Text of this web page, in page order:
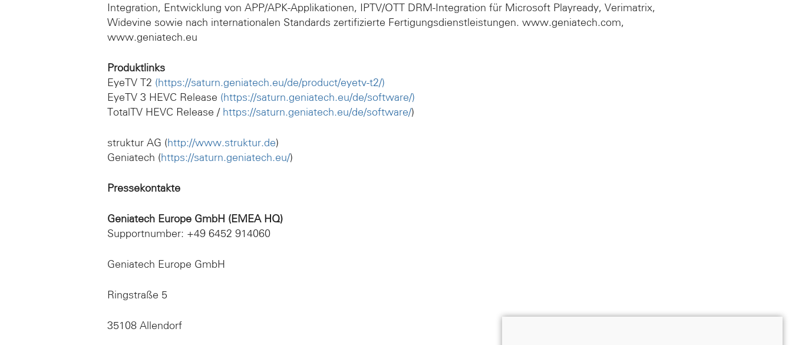
Integration, Entwicklung von APP/APK-Applikationen, IPTV/OTT DRM-Integration für Microsoft Playready, Verimatrix,
Widevine sowie nach internationalen Standards zertifizierte Fertigungsdienstleistungen. www.geniatech.com,
www.geniatech.eu
Produktlinks
EyeTV T2 (https://saturn.geniatech.eu/de/product/eyetv-t2/)
EyeTV 3 HEVC Release (https://saturn.geniatech.eu/de/software/)
TotalTV HEVC Release / https://saturn.geniatech.eu/de/software/)
struktur AG (http://www.struktur.de)
Geniatech (https://saturn.geniatech.eu/)
Pressekontakte
Geniatech Europe GmbH (EMEA HQ)
Supportnumber: +49 6452 914060
Geniatech Europe GmbH
Ringstraße 5
35108 Allendorf